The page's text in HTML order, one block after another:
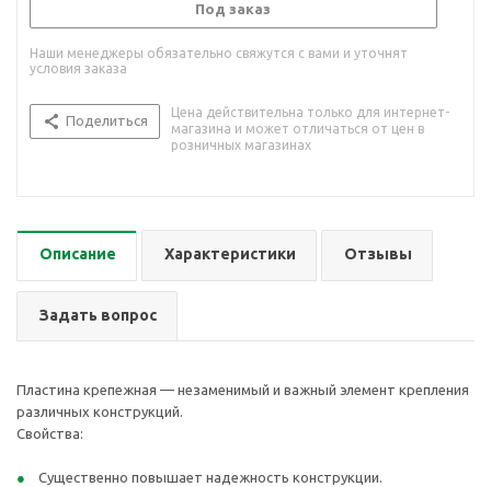
Под заказ
Наши менеджеры обязательно свяжутся с вами и уточнят
условия заказа
Поделиться
Цена действительна только для интернет-
магазина и может отличаться от цен в
розничных магазинах
Описание Характеристики Отзывы
Задать вопрос
Пластина крепежная — незаменимый и важный элемент крепления
различных конструкций.
Свойства:
Существенно повышает надежность конструкции.